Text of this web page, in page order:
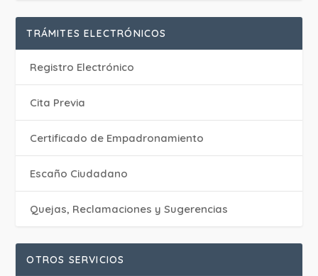
TRÁMITES ELECTRÓNICOS
Registro Electrónico
Cita Previa
Certificado de Empadronamiento
Escaño Ciudadano
Quejas, Reclamaciones y Sugerencias
OTROS SERVICIOS